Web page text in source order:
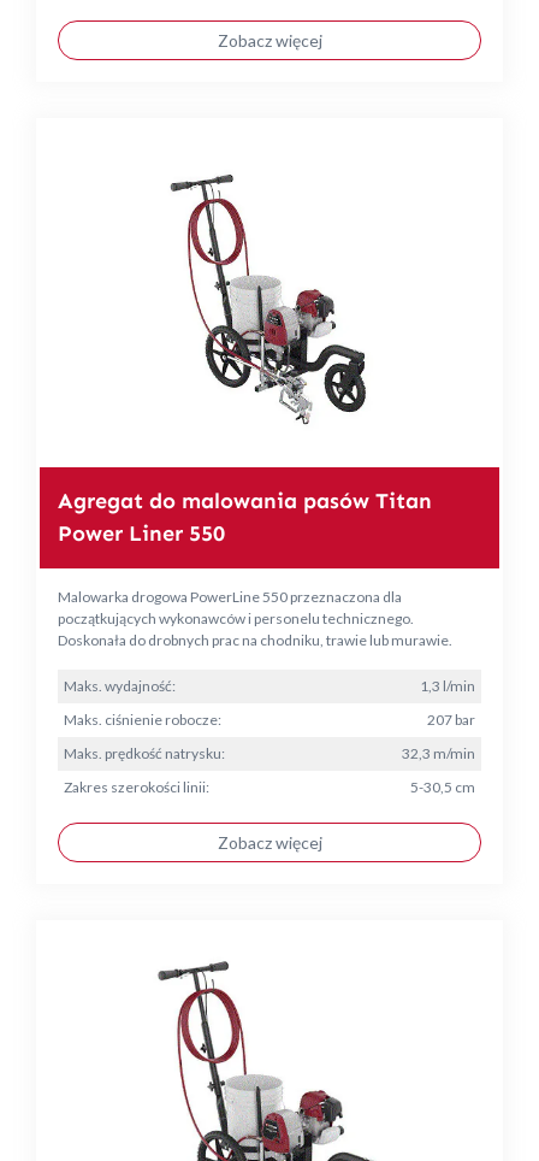
Zobacz więcej
Agregat do malowania pasów Titan
Power Liner 550
Malowarka drogowa PowerLine 550 przeznaczona dla
początkujących wykonawców i personelu technicznego.
Doskonała do drobnych prac na chodniku, trawie lub murawie.
Maks. wydajność:
1,3 l/min
Maks. ciśnienie robocze:
207 bar
Maks. prędkość natrysku:
32,3 m/min
Zakres szerokości linii:
5-30,5 cm
Zobacz więcej